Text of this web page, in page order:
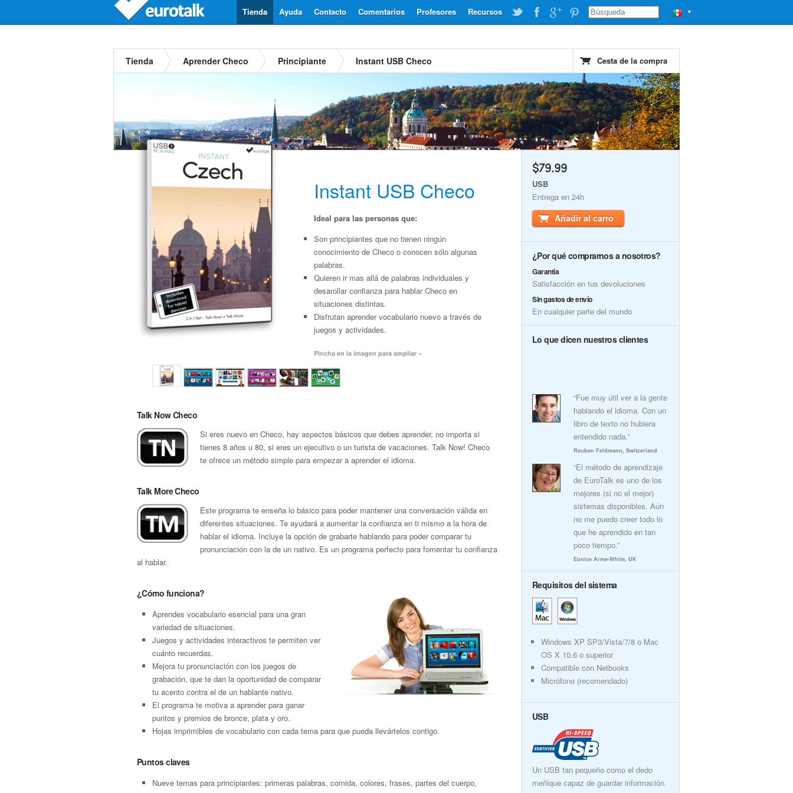
▼
Recursos
Profesores
Comentarios
Contacto
Ayuda
Tienda
Tienda Aprender Checo Principiante Instant USB Checo Cesta de la compra
Instant USB Checo
Ideal para las personas que:
Son principiantes que no tienen ningún
conocimiento de Checo o conocen sólo algunas
palabras.
Quieren ir mas allá de palabras individuales y
desarollar confianza para hablar Checo en
situaciones distintas.
Disfrutan aprender vocabulario nuevo a través de
juegos y actividades.
Pincha en la imagen para ampliar »
Talk Now Checo
Si eres nuevo en Checo, hay aspectos básicos que debes aprender, no importa si
tienes 8 años u 80, si eres un ejecutivo o un turista de vacaciones. Talk Now! Checo
te ofrece un método simple para empezar a aprender el idioma.
Talk More Checo
Este programa te enseña lo básico para poder mantener una conversación válida en
diferentes situaciones. Te ayudará a aumentar la confianza en ti mismo a la hora de
hablar el idioma. Incluye la opción de grabarte hablando para poder comparar tu
pronunciación con la de un nativo. Es un programa perfecto para fomentar tu confianza
al hablar.
¿Cómo funciona?
Aprendes vocabulario esencial para una gran
variedad de situaciones.
Juegos y actividades interactivos te permiten ver
cuánto recuerdas.
Mejora tu pronunciación con los juegos de
grabación, que te dan la oportunidad de comparar
tu acento contra el de un hablante nativo.
El programa te motiva a aprender para ganar
puntos y premios de bronce, plata y oro.
Hojas imprimibles de vocabulario con cada tema para que pueda llevártelos contigo.
Puntos claves
Nueve temas para principiantes: primeras palabras, comida, colores, frases, partes del cuerpo,
$79.99
USB
Entrega en 24h
Añadir al carro
¿Por qué comprarnos a nosotros?
Garantía
Satisfacción en tus devoluciones
Sin gastos de envío
En cualquier parte del mundo
Lo que dicen nuestros clientes
“Fue muy útil ver a la gente
hablando el idioma. Con un
libro de texto no hubiera
entendido nada.”
Reuben Feldmann, Switzerland
“El método de aprendizaje
de EuroTalk es uno de los
mejores (si no el mejor)
sistemas disponibles. Aún
no me puedo creer todo lo
que he aprendido en tan
poco tiempo.”
Eunice Arme-White, UK
Requisitos del sistema
Windows XP SP3/Vista/7/8 o Mac
OS X 10.6 o superior
Compatible con Netbooks
Micrófono (recomendado)
USB
Un USB tan pequeño como el dedo
meñique capaz de guardar información.